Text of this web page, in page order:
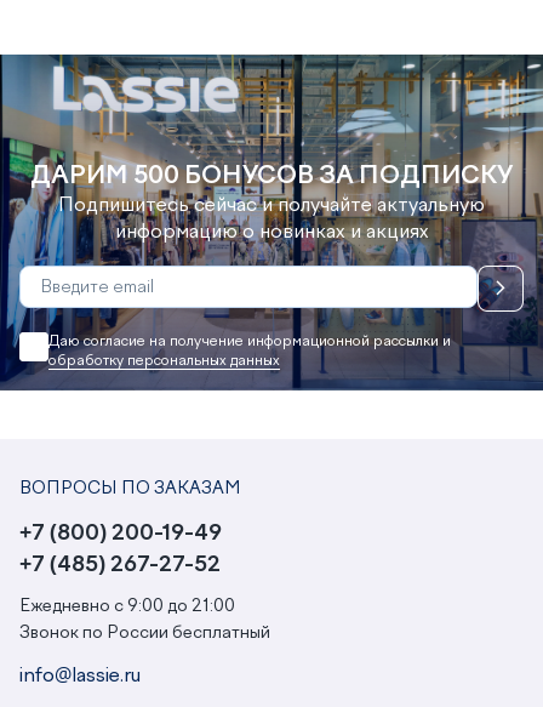
ДАРИМ 500 БОНУСОВ ЗА ПОДПИСКУ
Подпишитесь сейчас и получайте актуальную
информацию о новинках и акциях
Даю согласие на получение информационной рассылки и
обработку персональных данных
ВОПРОСЫ ПО ЗАКАЗАМ
+7 (800) 200-19-49
+7 (485) 267-27-52
Ежедневно с 9:00 до 21:00
Звонок по России бесплатный
info@lassie.ru